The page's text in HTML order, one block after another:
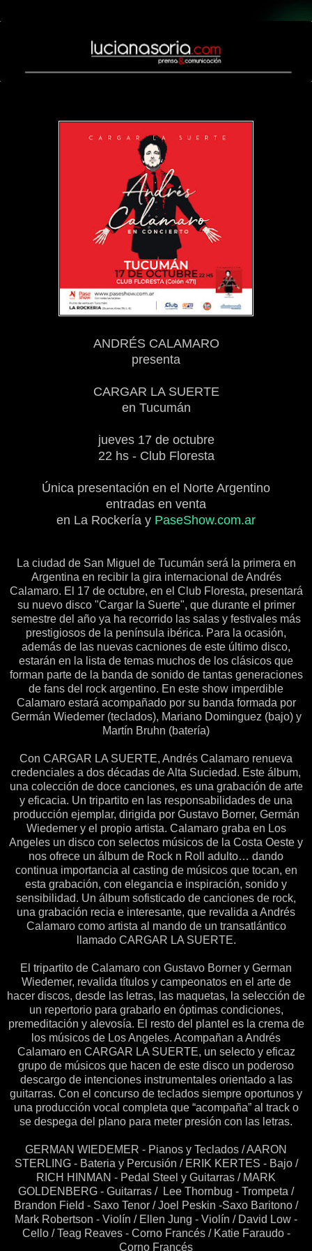
ANDRÉS CALAMARO
presenta
CARGAR LA SUERTE
en Tucumán
jueves 17 de octubre
22 hs - Club Floresta
Única presentación en el Norte Argentino
entradas en venta
en La Rockería y PaseShow.com.ar
La ciudad de San Miguel de Tucumán será la primera en
Argentina en recibir la gira internacional de Andrés
Calamaro. El 17 de octubre, en el Club Floresta, presentará
su nuevo disco "Cargar la Suerte", que durante el primer
semestre del año ya ha recorrido las salas y festivales más
prestigiosos de la península ibérica. Para la ocasión,
además de las nuevas cacniones de este último disco,
estarán en la lista de temas muchos de los clásicos que
forman parte de la banda de sonido de tantas generaciones
de fans del rock argentino. En este show imperdible
Calamaro estará acompañado por su banda formada por
Germán Wiedemer (teclados), Mariano Dominguez (bajo) y
Martín Bruhn (batería)
Con CARGAR LA SUERTE, Andrés Calamaro renueva
credenciales a dos décadas de Alta Suciedad. Este álbum,
una colección de doce canciones, es una grabación de arte
y eficacia. Un tripartito en las responsabilidades de una
producción ejemplar, dirigida por Gustavo Borner, Germán
Wiedemer y el propio artista. Calamaro graba en Los
Angeles un disco con selectos músicos de la Costa Oeste y
nos ofrece un álbum de Rock n Roll adulto… dando
continua importancia al casting de músicos que tocan, en
esta grabación, con elegancia e inspiración, sonido y
sensibilidad. Un álbum sofisticado de canciones de rock,
una grabación recia e interesante, que revalida a Andrés
Calamaro como artista al mando de un transatlántico
llamado CARGAR LA SUERTE.
El tripartito de Calamaro con Gustavo Borner y German
Wiedemer, revalida títulos y campeonatos en el arte de
hacer discos, desde las letras, las maquetas, la selección de
un repertorio para grabarlo en óptimas condiciones,
premeditación y alevosía. El resto del plantel es la crema de
los músicos de Los Angeles. Acompañan a Andrés
Calamaro en CARGAR LA SUERTE, un selecto y eficaz
grupo de músicos que hacen de este disco un poderoso
descargo de intenciones instrumentales orientado a las
guitarras. Con el concurso de teclados siempre oportunos y
una producción vocal completa que “acompaña” al track o
se despega del plano para meter presión con las letras.
GERMAN WIEDEMER - Pianos y Teclados / AARON
STERLING - Bateria y Percusión / ERIK KERTES - Bajo /
RICH HINMAN - Pedal Steel y Guitarras / MARK
GOLDENBERG - Guitarras / Lee Thornbug - Trompeta /
Brandon Field - Saxo Tenor / Joel Peskin -Saxo Baritono /
Mark Robertson - Violín / Ellen Jung - Violín / David Low -
Cello / Teag Reaves - Corno Francés / Katie Faraudo -
Corno Francés